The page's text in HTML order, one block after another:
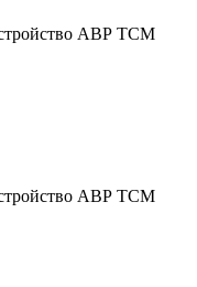
АВР ТСM
АВР ТСM